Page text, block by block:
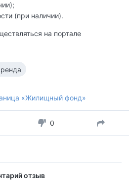
(при наличии).
на портале
«Жилищный фонд»
0
отзыв